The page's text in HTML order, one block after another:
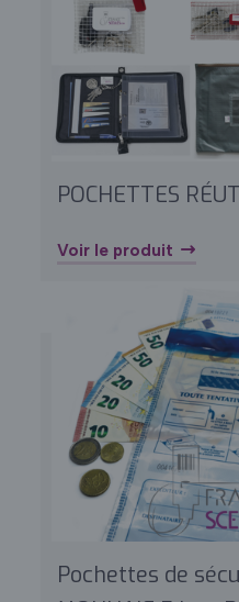
POCHETTES
Voir le produit
Pochettes de